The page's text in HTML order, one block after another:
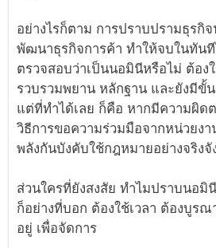
อย่างไรก็ตาม การปราบปรามธุรกิ
พัฒนาธุรกิจการค้า ทำให้จบในทันที
ตรวจสอบว่าเป็นนอมินีหรือไม่ ต้อง
รวบรวมพยาน หลักฐาน และยังมีขั้
แต่ที่ทำได้เลย ก็คือ หากมีความผิด
วิธีการขอความร่วมมือจากหน่วยงา
พลังกันบังคับใช้กฎหมายอย่างจริงจั
ส่วนใครที่ยังสงสัย ทำไมปราบนอมิ
ก็อย่างที่บอก ต้องใช้เวลา ต้องบูร
อยู่ เพื่อจัดการ